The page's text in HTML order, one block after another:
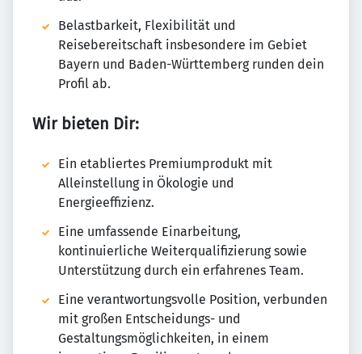
Belastbarkeit, Flexibilität und
Reisebereitschaft insbesondere im Gebiet
Bayern und Baden-Württemberg runden dein
Profil ab.
Wir bieten Dir:
Ein etabliertes Premiumprodukt mit
Alleinstellung in Ökologie und
Energieeffizienz.
Eine umfassende Einarbeitung,
kontinuierliche Weiterqualifizierung sowie
Unterstützung durch ein erfahrenes Team.
Eine verantwortungsvolle Position, verbunden
mit großen Entscheidungs- und
Gestaltungsmöglichkeiten, in einem